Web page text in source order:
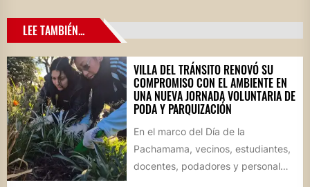
LEE TAMBIÉN...
VILLA DEL TRÁNSITO RENOVÓ SU
COMPROMISO CON EL AMBIENTE EN
UNA NUEVA JORNADA VOLUNTARIA DE
PODA Y PARQUIZACIÓN
En el marco del Día de la
Pachamama, vecinos, estudiantes,
docentes, podadores y personal